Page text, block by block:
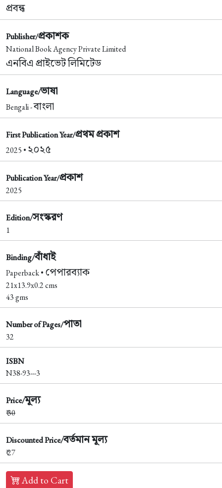
প্রবন্ধ
Publisher/প্রকাশক
National Book Agency Private Limited
এনবিএ প্রাইভেট লিমিটেড
Language/ভাষা
Bengali -বাংলা
First Publication Year/প্রথম প্রকাশ
2025 • ২০২৫
Publication Year/প্রকাশ
2025
Edition/সংস্করণ
1
Binding/বাঁধাই
Paperback • পেপারব্যাক
21x13.9x0.2 cms
43 gms
Number of Pages/পাতা
32
ISBN
N38-93---3
Price/মূল্য
₹30
Discounted Price/বর্তমান মূল্য
₹ 27
Add to Cart